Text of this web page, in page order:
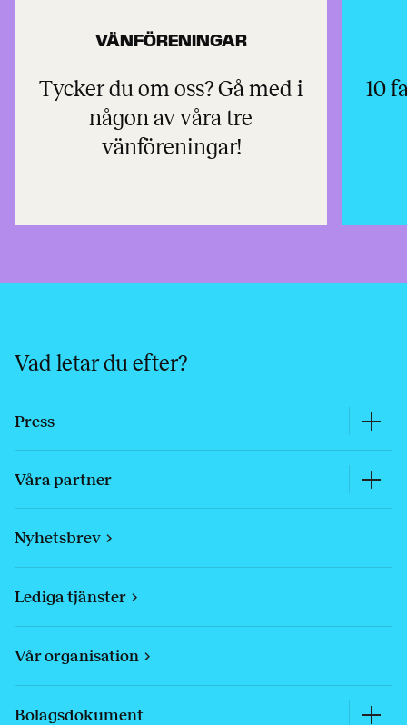
VÄNFÖRENINGAR
Tycker du om oss? Gå med i
någon av våra tre
vänföreningar!
10
Vad letar du efter?
Press
Våra partner
Nyhetsbrev
Lediga tjänster
Vår organisation
Bolagsdokument